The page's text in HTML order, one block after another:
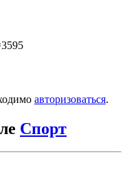
авторизоваться.
Спорт